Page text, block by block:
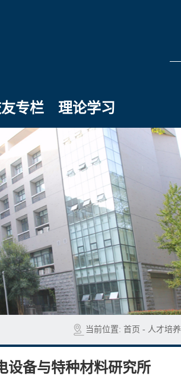
专栏 理论学习
当前位置: 首页 - 人才培养
设备与特种材料研究所